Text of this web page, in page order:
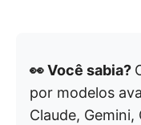
👀 Você sabia?
por modelos
Claude,